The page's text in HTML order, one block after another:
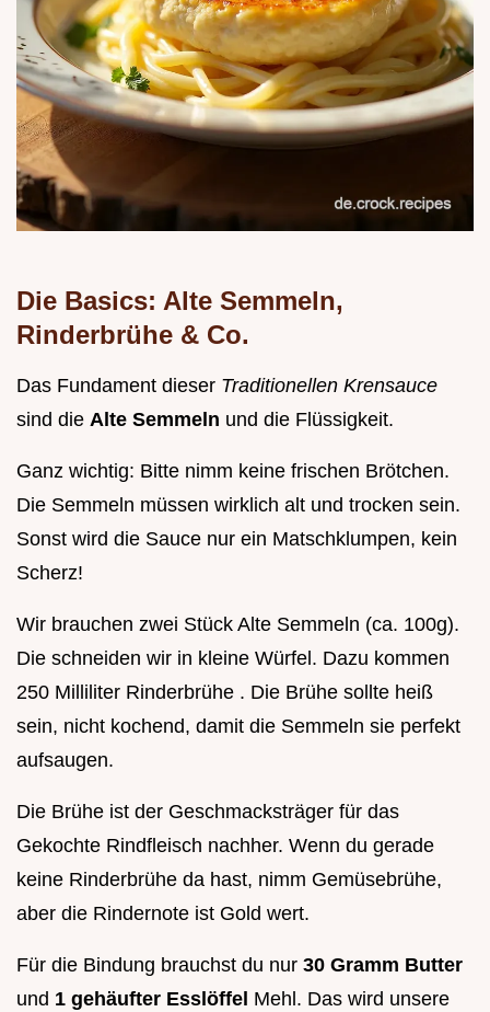
Die Basics: Alte Semmeln,
Rinderbrühe & Co.
Das Fundament dieser Traditionellen Krensauce
sind die Alte Semmeln und die Flüssigkeit.
Ganz wichtig: Bitte nimm keine frischen Brötchen.
Die Semmeln müssen wirklich alt und trocken sein.
Sonst wird die Sauce nur ein Matschklumpen, kein
Scherz!
Wir brauchen zwei Stück Alte Semmeln (ca. 100g).
Die schneiden wir in kleine Würfel. Dazu kommen
250 Milliliter Rinderbrühe . Die Brühe sollte heiß
sein, nicht kochend, damit die Semmeln sie perfekt
aufsaugen.
Die Brühe ist der Geschmacksträger für das
Gekochte Rindfleisch nachher. Wenn du gerade
keine Rinderbrühe da hast, nimm Gemüsebrühe,
aber die Rindernote ist Gold wert.
Für die Bindung brauchst du nur 30 Gramm Butter
und 1 gehäufter Esslöffel Mehl. Das wird unsere